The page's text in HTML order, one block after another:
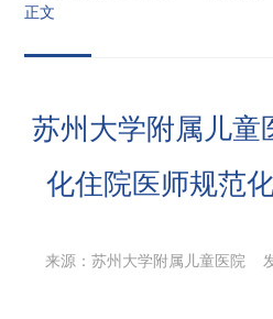
正文
苏州大学附属儿童
化住院医师规范
来源：苏州大学附属儿童医院